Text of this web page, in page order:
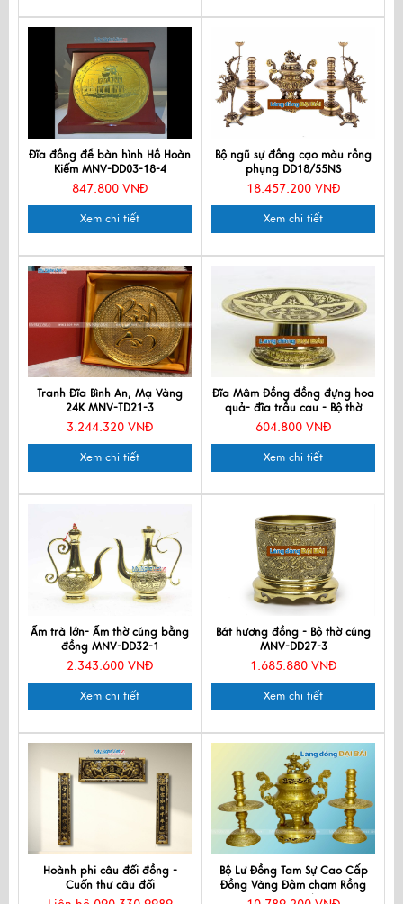
Đĩa đồng để bàn hình Hồ Hoàn
Kiếm MNV-DD03-18-4
847.800 VNĐ
Xem chi tiết
Bộ ngũ sự đồng cạo màu rồng
phụng DD18/55NS
18.457.200 VNĐ
Xem chi tiết
Tranh Đĩa Bình An, Mạ Vàng
24K MNV-TD21-3
3.244.320 VNĐ
Xem chi tiết
Đĩa Mâm Đồng đồng đựng hoa
quả- đĩa trầu cau - Bộ thờ
cúng MNV-DD23
604.800 VNĐ
Xem chi tiết
Ấm trà lớn- Ấm thờ cúng bằng
đồng MNV-DD32-1
2.343.600 VNĐ
Xem chi tiết
Bát hương đồng - Bộ thờ cúng
MNV-DD27-3
1.685.880 VNĐ
Xem chi tiết
Hoành phi câu đối đồng -
Cuốn thư câu đối
Bộ Lư Đồng Tam Sự Cao Cấp
Đồng Vàng Đậm chạm Rồng
MNV-DD18/40-2